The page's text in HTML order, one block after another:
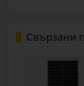
Свързани